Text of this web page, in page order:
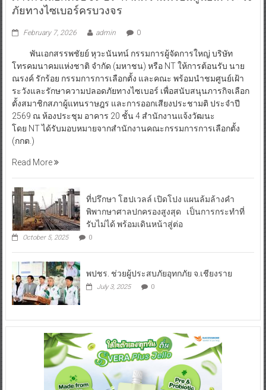
ภัยทางไซเบอร์ครบวงจร
February 7, 2026 admin 0
พันเอกสรรพชัยย์ หุวะนันทน์ กรรมการผู้จัดการใหญ่ บริษัท
โทรคมนาคมแห่งชาติ จำกัด (มหาชน) หรือ NT ให้การต้อนรับ นาย
ณรงค์ รักร้อย กรรมการการเลือกตั้ง และคณะ พร้อมนำชมศูนย์เฝ้า
ระวังและรักษาความปลอดภัยทางไซเบอร์ เพื่อสนับสนุนภารกิจเลือก
ตั้งสมาชิกสภาผู้แทนราษฎร และการออกเสียงประชามติ ประจำปี
2569 ณ ห้องประชุม อาคาร 20 ชั้น 4 สำนักงานแจ้งวัฒนะ
โดย NT ได้รับมอบหมายจากสำนักงานคณะกรรมการการเลือกตั้ง
(กกต.)
Read More
ที่ปรึกษา โฮปเวลล์ เปิดโปง แผนล้มล้างคำ
พิพากษาศาลปกครองสูงสุด เป็นการกระทำที่
รับไม่ได้ พร้อมเดินหน้าสู่ต่อ
October 5, 2025 0
พปชร. ช่วยผู้ประสบภัยอุทกภัย จ.เชียงราย
July 3, 2025 0